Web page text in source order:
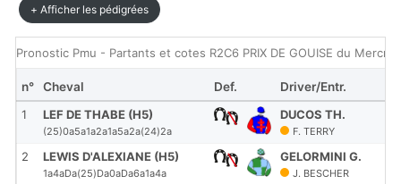
+ Afficher les pédigrées
Pronostic Pmu - Partants et cotes R2C6 PRIX DE GOUISE du
n° Cheval Def. Driver/Entr.
1
LEF DE THABE (H5)
(25)0a5a1a2a1a5a2a(24)2a
DUCOS TH.
F. TERRY
2 LEWIS D'ALEXIANE (H5)
1a4aDa(25)Da0aDa6a1a4a
GELORMINI G.
J. BESCHER